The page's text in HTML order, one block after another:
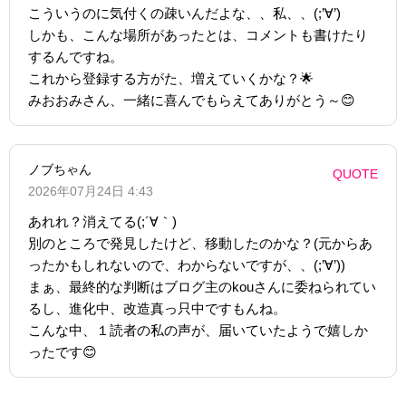
こういうのに気付くの疎いんだよな、、私、、(;’∀’)
しかも、こんな場所があったとは、コメントも書けたり
するんですね。
これから登録する方がた、増えていくかな？🌟
みおおみさん、一緒に喜んでもらえてありがとう～😊
ノブちゃん
2026年07月24日 4:43
QUOTE
あれれ？消えてる(;´∀｀)
別のところで発見したけど、移動したのかな？(元からあ
ったかもしれないので、わからないですが、、(;’∀’))
まぁ、最終的な判断はブログ主のkouさんに委ねられてい
るし、進化中、改造真っ只中ですもんね。
こんな中、１読者の私の声が、届いていたようで嬉しか
ったです😊